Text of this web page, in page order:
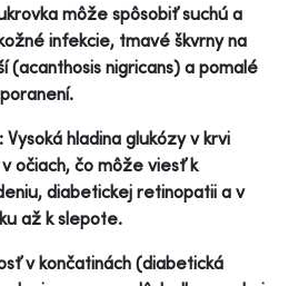
môže spôsobiť suchú a
infekcie, tmavé škvrny na
(acanthosis nigricans) a pomalé
hladina glukózy v krvi
očiach, čo môže viesť k
diabetickej retinopatii a v
až k slepote.
v končatinách (diabetická